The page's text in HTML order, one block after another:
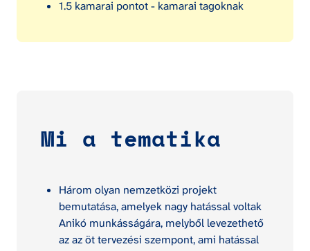
1.5 kamarai pontot - kamarai tagoknak
Mi a tematika
Három olyan nemzetközi projekt
bemutatása, amelyek nagy hatással voltak
Anikó munkásságára, melyből levezethető
az az öt tervezési szempont, ami hatással